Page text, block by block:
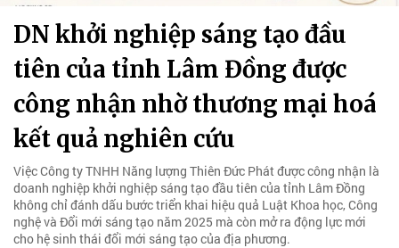
DN khởi nghiệp sáng tạo đầu
tiên của tỉnh Lâm Đồng được
công nhận nhờ thương mại hoá
kết quả nghiên cứu
Việc Công ty TNHH Năng lượng Thiên Đức Phát được công nhận là
doanh nghiệp khởi nghiệp sáng tạo đầu tiên của tỉnh Lâm Đồng
không chỉ đánh dấu bước triển khai hiệu quả Luật Khoa học, Công
nghệ và Đổi mới sáng tạo năm 2025 mà còn mở ra động lực mới
cho hệ sinh thái đổi mới sáng tạo của địa phương.